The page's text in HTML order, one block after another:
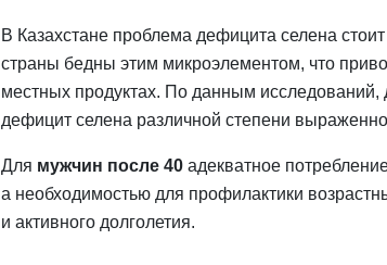
В Казахстане проблема дефицита селена
страны бедны этим микроэлементом, что
местных продуктах. По данным
дефицит селена различной степени
Для мужчин после 40адекватное
а необходимостью для профилактики
и активного долголетия.